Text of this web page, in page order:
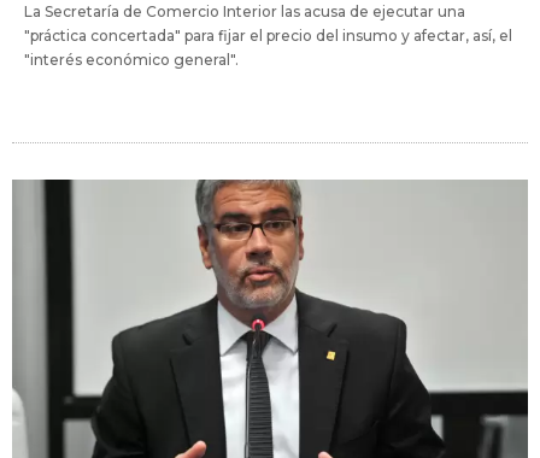
La Secretaría de Comercio Interior las acusa de ejecutar una
"práctica concertada" para fijar el precio del insumo y afectar, así, el
"interés económico general".